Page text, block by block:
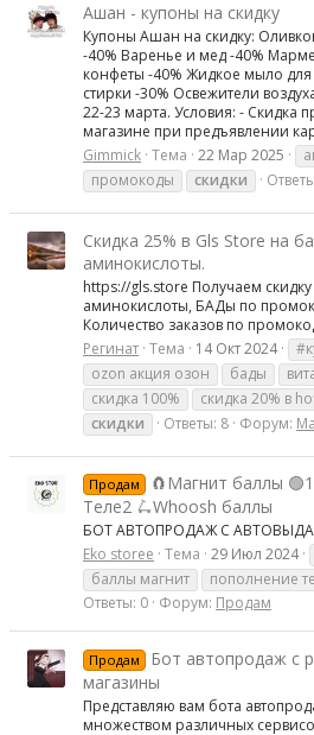
Ашан - купоны на скидку
Купоны Ашан на скидку:
-40% Варенье и мед -40%
конфеты -40% Жидкое мыло для
стирки -30% Освежители
22-23 марта. Условия: - Скидка
магазине при предъявлении
Gimmick Тема 22 Мар 2025
промокоды
скидки
Скидка 25% в Gls Store на
аминокислоты.
https://gls.store Получаем
аминокислоты, БАДы по
Количество заказов по
Регинат Тема 14 Окт 2024
ozon акция озон
бады
скидка 100%
скидка 20% в
скидки
Ответы: 8 Форум:
Продам
🧲Магнит баллы
Теле2 🛴Whoosh баллы
БОТ АВТОПРОДАЖ С
Eko storee Тема 29 Июл 2024
баллы магнит
пополнение
Ответы: 0 Форум: Продам
Продам
Бот автопродаж с
магазины
Представляю вам бота
множеством различных